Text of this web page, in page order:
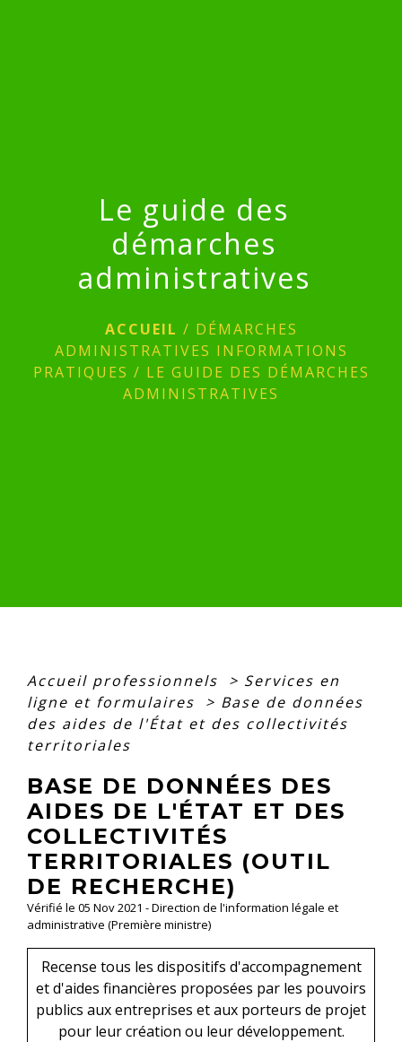
Le guide des
démarches
administratives
ACCUEIL / DÉMARCHES
ADMINISTRATIVES INFORMATIONS
PRATIQUES / LE GUIDE DES DÉMARCHES
ADMINISTRATIVES
Accueil professionnels > Services en
ligne et formulaires
> Base de données
des aides de l'État et des collectivités
territoriales
BASE DE DONNÉES DES
AIDES DE L'ÉTAT ET DES
COLLECTIVITÉS
TERRITORIALES (OUTIL
DE RECHERCHE)
Vérifié le 05 Nov 2021 - Direction de l'information légale et
administrative (Première ministre)
Recense tous les dispositifs d'accompagnement
et d'aides financières proposées par les pouvoirs
publics aux entreprises et aux porteurs de projet
pour leur création ou leur développement.